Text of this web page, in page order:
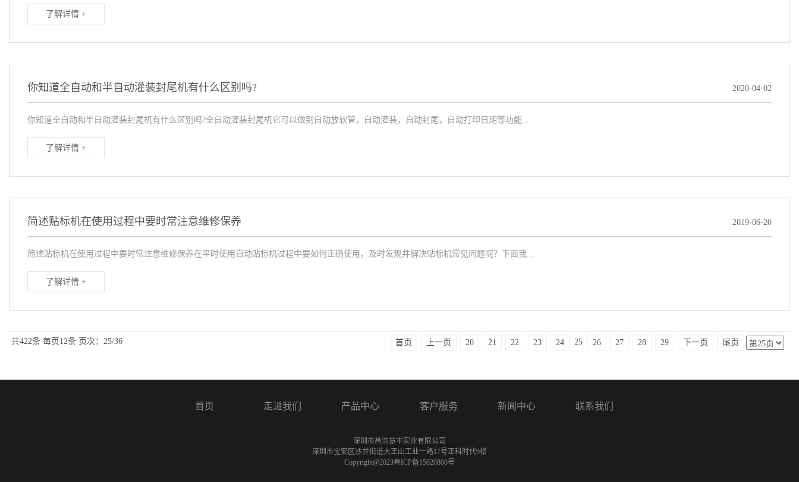
了解详情 +
你知道全自动和半自动灌装封尾机有什么区别吗? 2020-04-02
你知道全自动和半自动灌装封尾机有什么区别吗?全自动灌装封尾机它可以做到自动放软管，自动灌装，自动封尾，自动打印日期等功能...
了解详情 +
简述贴标机在使用过程中要时常注意维修保养 2019-06-20
简述贴标机在使用过程中要时常注意维修保养在平时使用自动贴标机过程中要如何正确使用，及时发现并解决贴标机常见问题呢？下面我...
了解详情 +
共422条 每页12条 页次：25/36 首页 上一页 20 21 22 23 24 25 26 27 28 29 下一页 尾页
首页 走进我们 产品中心 客户服务 新闻中心 联系我们
深圳市昌浩慧丰实业有限公司
深圳市宝安区沙井街道大王山工业一路17号正科时代9楼
Copyright@2023粤ICP备15020808号